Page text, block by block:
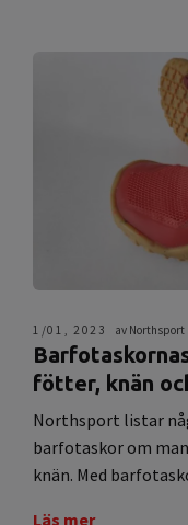
1/01, 2023 av Northsport
fötter, knän
Northsport listar
barfotaskor om
knän. Med
Läs mer